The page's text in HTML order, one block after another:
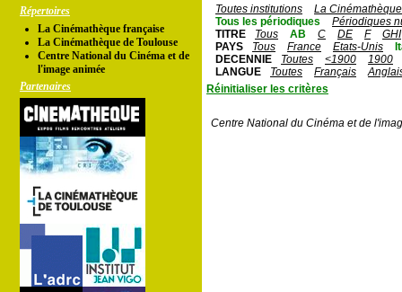
Répertoires
La Cinémathèque française
La Cinémathèque de Toulouse
Centre National du Cinéma et de
l'image animée
Partenaires
Toutes institutions
La
Tous les périodiques
Périodiques
TITRE
Tous AB C DE F
GHI
PAYS
Tous France Etats-Unis
DECENNIE
Toutes <1900
1900
LANGUE
Toutes Français
Réinitialiser les critères
Centre National du Cinéma et de